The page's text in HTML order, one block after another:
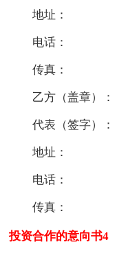
地址：
电话：
传真：
乙方（盖章）：
代表（签字）：
地址：
电话：
传真：
投资合作的意向书4